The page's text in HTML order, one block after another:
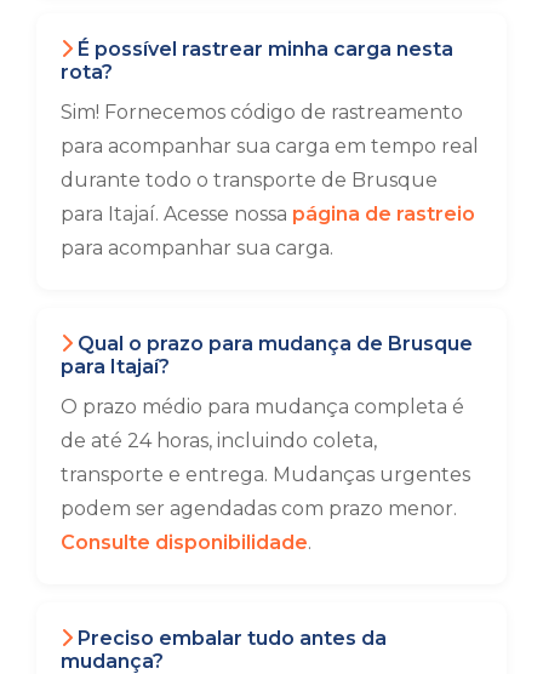
É possível rastrear minha carga nesta
rota?
Sim! Fornecemos código de rastreamento
para acompanhar sua carga em tempo real
durante todo o transporte de Brusque
para Itajaí. Acesse nossa página de rastreio
para acompanhar sua carga.
Qual o prazo para mudança de Brusque
para Itajaí?
O prazo médio para mudança completa é
de até 24 horas, incluindo coleta,
transporte e entrega. Mudanças urgentes
podem ser agendadas com prazo menor.
Consulte disponibilidade.
Preciso embalar tudo antes da
mudança?